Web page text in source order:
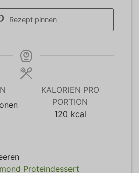
Rezept pinnen
KALORIEN PRO
PORTION
120 kcal
Proteindessert